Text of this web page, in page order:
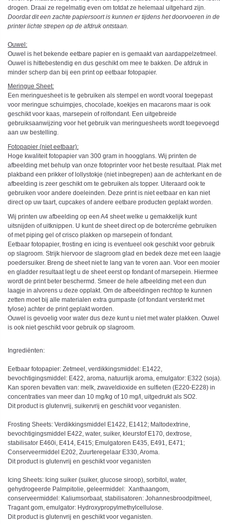
drogen. Draai ze regelmatig even om totdat ze helemaal uitgehard zijn.
Doordat dit een zachte papiersoort is kunnen er tijdens het doorvoeren in de
printer lichte strepen op de afdruk ontstaan.
Ouwel:
Ouwel is het bekende eetbare papier en is gemaakt van aardappelzetmeel.
Ouwel is hittebestendig en dus geschikt om mee te bakken. De afdruk in
minder scherp dan bij een print op eetbaar fotopapier.
Meringue Sheet:
Een meringuesheet is te gebruiken als stempel en wordt vooral toegepast
voor meringue schuimpjes, chocolade, koekjes en macarons maar is ook
geschikt voor kaas, marsepein of rolfondant. Een uitgebreide
gebruiksaanwijzing voor het gebruik van meringuesheets wordt toegevoegd
aan uw bestelling.
Fotopapier (niet eetbaar):
Hoge kwaliteit fotopapier van 300 gram in hoogglans. Wij printen de
afbeelding met behulp van onze fotoprinter voor het beste resultaat. Plak met
plakband een prikker of lollystokje (niet inbegrepen) aan de achterkant en de
afbeelding is zeer geschikt om te gebruiken als topper. Uiteraard ook te
gebruiken voor andere doeleinden. Deze print is niet eetbaar en kan niet
direct op uw taart, cupcakes of andere eetbare producten geplakt worden.
Wij printen uw afbeelding op een A4 sheet welke u gemakkelijk kunt
uitsnijden of uitknippen. U kunt de sheet direct op de botercréme gebruiken
of met piping gel of crisco plakken op marsepein of fondant.
Eetbaar fotopapier, frosting en icing is eventueel ook geschikt voor gebruik
op slagroom. Strijk hiervoor de slagroom glad en bedek deze met een laagje
poedersuiker. Breng de sheet niet te lang van te voren aan. Voor een mooier
en gladder resultaat legt u de sheet eerst op fondant of marsepein. Hiermee
wordt de print beter beschermd. Smeer de hele afbeelding met een dun
laagje in alvorens u deze opplakt. Om de afbeeldingen rechtop te kunnen
zetten moet bij alle materialen extra gumpaste (of fondant versterkt met
tylose) achter de print geplakt worden.
Ouwel is gevoelig voor water dus deze kunt u niet met water plakken. Ouwel
is ook niet geschikt voor gebruik op slagroom.
Ingrediënten:
Eetbaar fotopapier: Zetmeel, verdikkingsmiddel: E1422,
bevochtigingsmiddel: E422, aroma, natuurlijk aroma, emulgator: E322 (soja).
Kan sporen bevatten van: melk, zwaveldioxide en sulfieten (E220-E228) in
concentraties van meer dan 10 mg/kg of 10 mg/l, uitgedrukt als SO2.
Dit product is glutenvrij, suikervrij en geschikt voor veganisten.
Frosting Sheets: Verdikkingsmiddel E1422, E1412; Maltodextrine,
bevochtigingsmiddel E422, water, suiker, kleurstof E170, dextrose,
stabilisator E460i, E414, E415; Emulgatoren E435, E491, E471;
Conserveermiddel E202, Zuurteregelaar E330, Aroma.
Dit product is glutenvrij en geschikt voor veganisten
Icing Sheets: Icing suiker (suiker, glucose siroop), sorbitol, water,
gehydrogeerde Palmpitolie, geleermiddel: Xanthaangom,
conserveermiddel: Kaliumsorbaat, stabilisatoren: Johannesbroodpitmeel,
Tragant gom, emulgator: Hydroxypropylmethylcellulose.
Dit product is glutenvrij en geschikt voor veganisten.